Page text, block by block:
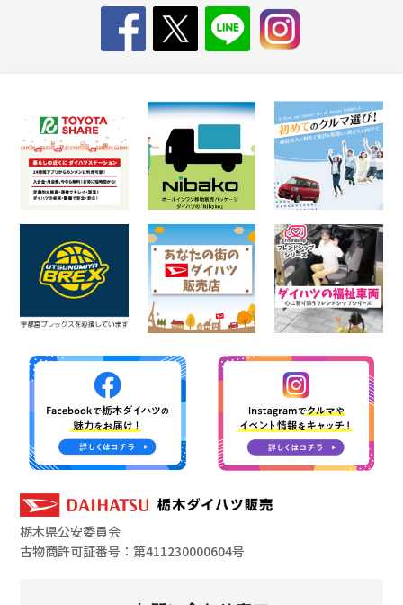
栃木県公安委員会
古物商許可証番号：第411230000604号